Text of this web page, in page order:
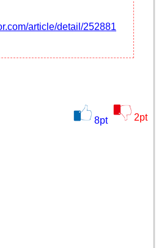
article/detail/252881
8pt 2pt